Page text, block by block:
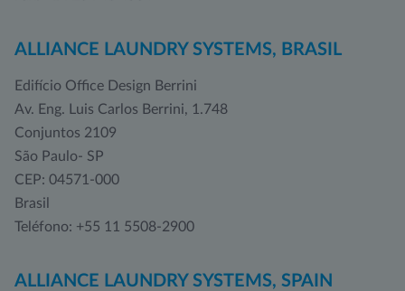
ALLIANCE LAUNDRY SYSTEMS, BRASIL
Edifício Office Design Berrini
Av. Eng. Luis Carlos Berrini, 1.748
Conjuntos 2109
São Paulo- SP
CEP: 04571-000
Brasil
Teléfono: +55 11 5508-2900
ALLIANCE LAUNDRY SYSTEMS, SPAIN